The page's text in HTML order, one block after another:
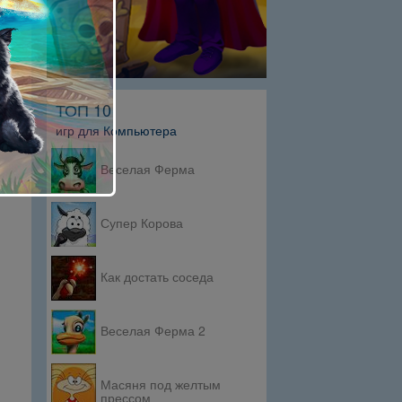
ТОП 10
игр для Компьютера
Веселая Ферма
Супер Корова
Как достать соседа
Веселая Ферма 2
Масяня под желтым
прессом